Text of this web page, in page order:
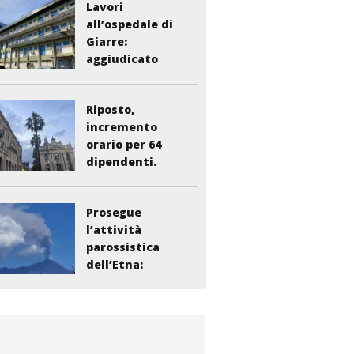
Lavori
all’ospedale di
Giarre:
aggiudicato
Riposto,
incremento
orario per 64
dipendenti.
Prosegue
l’attività
parossistica
dell’Etna: